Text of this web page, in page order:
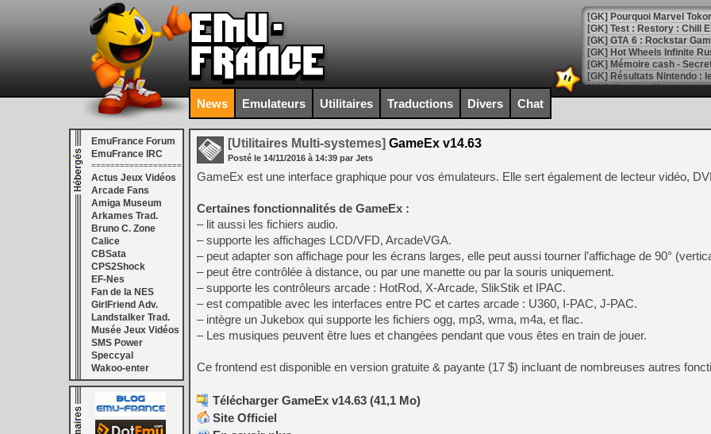
[GK] Pourquoi Marvel
[GK] Test : Restory : Chill
[GK] GTA 6 : Rockstar
[GK] Hot Wheels Infinite
[GK] Mémoire cash -
[GK] Résultats Nintendo :
[GK] Déjà des
[Mo5] Brickboy cherche à
[GK] Minecraft et ses «
[GK] Beast of
[GK] Ubisoft : fin de partie
[GK] Mémoire cash -
[GK] Dan Houser (GTA)
[GK] Comment EA Sports
[GK] Crimson Moon : un
[GK] Isle of Reveries : le
[GK] Moonlighter 2 : The
[GK] Capcom relance
[Mo5] Deux inédits du
[GK] Le beat'em up The
[GK] Endless Legend 2 :
[LS] [PS5] Le WebKit
News Emulateurs Utilitaires Traductions Divers Chat
EmuFrance Forum
EmuFrance IRC
===================
Actus Jeux Vidéos
Arcade Fans
Amiga Museum
Arkames Trad.
Bruno C. Zone
Calice
CBSata
CPS2Shock
EF-Nes
Fan de la NES
GirlFriend Adv.
Landstalker Trad.
Musée Jeux Vidéos
SMS Power
Speccyal
Wakoo-enter
[Utilitaires Multi-systemes] GameEx v14.63
Posté le 14/11/2016 à 14:39 par Jets
GameEx est une interface graphique pour vos émulateurs. Elle sert également de lecteur vidéo,
Certaines fonctionnalités de GameEx :
– lit aussi les fichiers audio.
– supporte les affichages LCD/VFD, ArcadeVGA.
– peut adapter son affichage pour les écrans larges, elle peut aussi tourner l’affichage de 90°
– peut être contrôlée à distance, ou par une manette ou par la souris uniquement.
– supporte les contrôleurs arcade : HotRod, X-Arcade, SlikStik et IPAC.
– est compatible avec les interfaces entre PC et cartes arcade : U360, I-PAC, J-PAC.
– intègre un Jukebox qui supporte les fichiers ogg, mp3, wma, m4a, et flac.
– Les musiques peuvent être lues et changées pendant que vous êtes en train de jouer.
Ce frontend est disponible en version gratuite & payante (17 $) incluant de nombreuses autres
Télécharger GameEx v14.63 (41,1 Mo)
Site Officiel